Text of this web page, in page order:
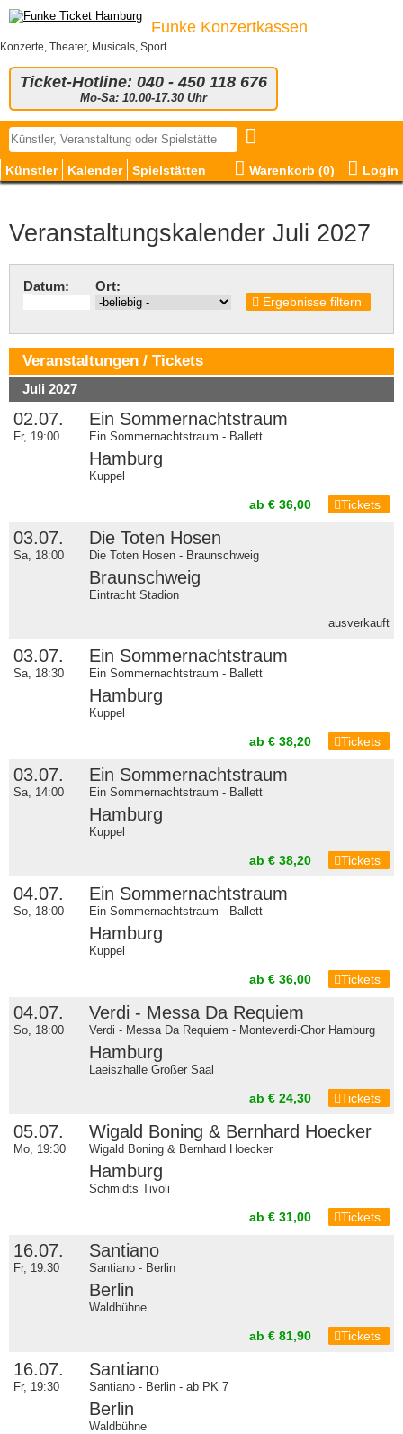
Funke Konzertkassen
Konzerte, Theater, Musicals, Sport
Ticket-Hotline: 040 - 450 118 676
Mo-Sa: 10.00-17.30 Uhr
Künstler Kalender Spielstätten Warenkorb (0) Login
Veranstaltungskalender Juli 2027
Datum: Ort:
Ergebnisse filtern
Veranstaltungen / Tickets
Juli 2027
02.07.
Fr, 19:00
Ein Sommernachtstraum
Ein Sommernachtstraum - Ballett
Hamburg
Kuppel
ab € 36,00 Tickets
03.07.
Sa, 18:00
Die Toten Hosen
Die Toten Hosen - Braunschweig
Braunschweig
Eintracht Stadion
ausverkauft
03.07.
Sa, 18:30
Ein Sommernachtstraum
Ein Sommernachtstraum - Ballett
Hamburg
Kuppel
ab € 38,20 Tickets
03.07.
Sa, 14:00
Ein Sommernachtstraum
Ein Sommernachtstraum - Ballett
Hamburg
Kuppel
ab € 38,20 Tickets
04.07.
So, 18:00
Ein Sommernachtstraum
Ein Sommernachtstraum - Ballett
Hamburg
Kuppel
ab € 36,00 Tickets
04.07.
So, 18:00
Verdi - Messa Da Requiem
Verdi - Messa Da Requiem - Monteverdi-Chor Hamburg
Hamburg
Laeiszhalle Großer Saal
ab € 24,30 Tickets
05.07.
Mo, 19:30
Wigald Boning & Bernhard Hoecker
Wigald Boning & Bernhard Hoecker
Hamburg
Schmidts Tivoli
ab € 31,00 Tickets
16.07.
Fr, 19:30
Santiano
Santiano - Berlin
Berlin
Waldbühne
ab € 81,90 Tickets
16.07.
Fr, 19:30
Santiano
Santiano - Berlin - ab PK 7
Berlin
Waldbühne